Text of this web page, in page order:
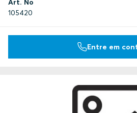
Art. No
105420
Entre em